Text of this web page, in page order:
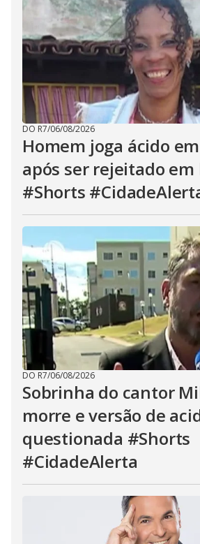
DO R7/06/08/2026
Homem joga ácido
após ser rejeitado em
#Shorts
DO R7/06/08/2026
Sobrinha do cantor
morre e versão de
questionada #Shorts
#CidadeAlerta